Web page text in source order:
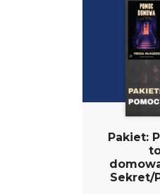
Pakiet:
Sekret/